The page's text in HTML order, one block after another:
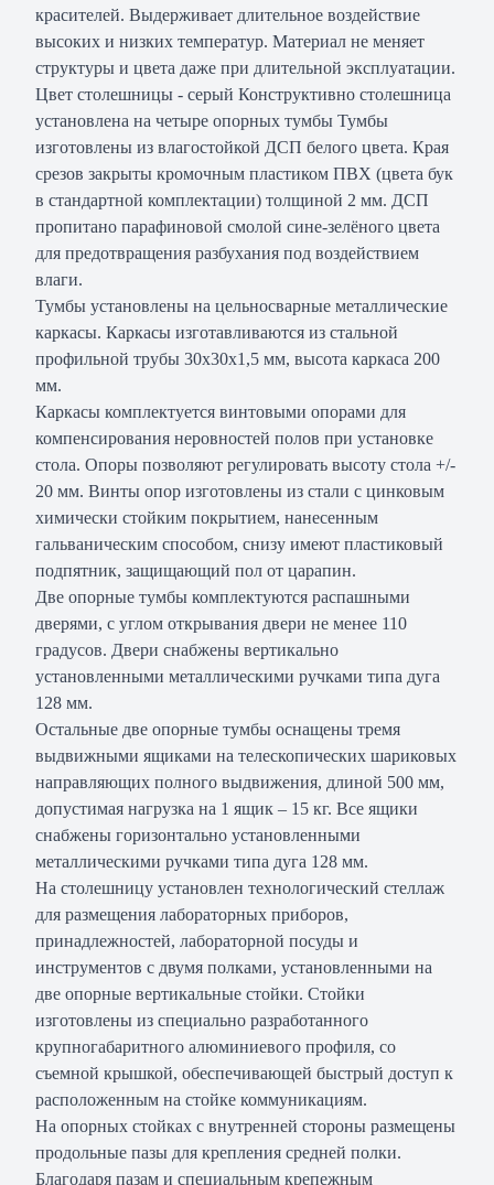
красителей. Выдерживает длительное воздействие
высоких и низких температур. Материал не меняет
структуры и цвета даже при длительной эксплуатации.
Цвет столешницы - серый Конструктивно столешница
установлена на четыре опорных тумбы Тумбы
изготовлены из влагостойкой ДСП белого цвета. Края
срезов закрыты кромочным пластиком ПВХ (цвета бук
в стандартной комплектации) толщиной 2 мм. ДСП
пропитано парафиновой смолой сине-зелёного цвета
для предотвращения разбухания под воздействием
влаги.
Тумбы установлены на цельносварные металлические
каркасы. Каркасы изготавливаются из стальной
профильной трубы 30х30х1,5 мм, высота каркаса 200
мм.
Каркасы комплектуется винтовыми опорами для
компенсирования неровностей полов при установке
стола. Опоры позволяют регулировать высоту стола +/-
20 мм. Винты опор изготовлены из стали с цинковым
химически стойким покрытием, нанесенным
гальваническим способом, снизу имеют пластиковый
подпятник, защищающий пол от царапин.
Две опорные тумбы комплектуются распашными
дверями, с углом открывания двери не менее 110
градусов. Двери снабжены вертикально
установленными металлическими ручками типа дуга
128 мм.
Остальные две опорные тумбы оснащены тремя
выдвижными ящиками на телескопических шариковых
направляющих полного выдвижения, длиной 500 мм,
допустимая нагрузка на 1 ящик – 15 кг. Все ящики
снабжены горизонтально установленными
металлическими ручками типа дуга 128 мм.
На столешницу установлен технологический стеллаж
для размещения лабораторных приборов,
принадлежностей, лабораторной посуды и
инструментов с двумя полками, установленными на
две опорные вертикальные стойки. Стойки
изготовлены из специально разработанного
крупногабаритного алюминиевого профиля, со
съемной крышкой, обеспечивающей быстрый доступ к
расположенным на стойке коммуникациям.
На опорных стойках с внутренней стороны размещены
продольные пазы для крепления средней полки.
Благодаря пазам и специальным крепежным